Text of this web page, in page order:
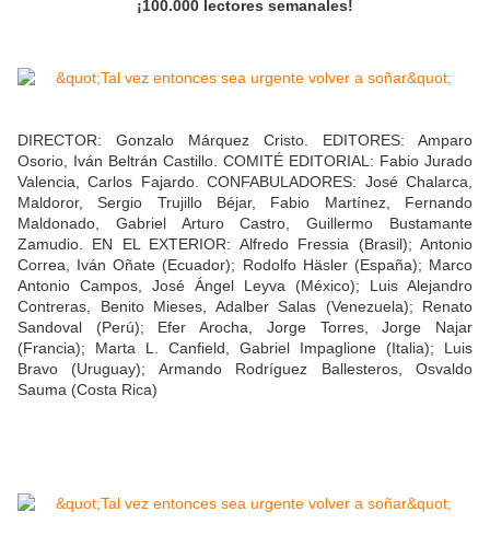
¡100.000 lectores semanales!
DIRECTOR: Gonzalo Márquez Cristo. EDITORES: Amparo
Osorio, Iván Beltrán Castillo. COMITÉ EDITORIAL: Fabio Jurado
Valencia, Carlos Fajardo. CONFABULADORES: José Chalarca,
Maldoror, Sergio Trujillo Béjar, Fabio Martínez, Fernando
Maldonado, Gabriel Arturo Castro, Guillermo Bustamante
Zamudio. EN EL EXTERIOR: Alfredo Fressia (Brasil); Antonio
Correa, Iván Oñate (Ecuador); Rodolfo Häsler (España); Marco
Antonio Campos, José Ángel Leyva (México); Luis Alejandro
Contreras, Benito Mieses, Adalber Salas (Venezuela); Renato
Sandoval (Perú); Efer Arocha, Jorge Torres, Jorge Najar
(Francia); Marta L. Canfield, Gabriel Impaglione (Italia); Luis
Bravo (Uruguay); Armando Rodríguez Ballesteros, Osvaldo
Sauma (Costa Rica)